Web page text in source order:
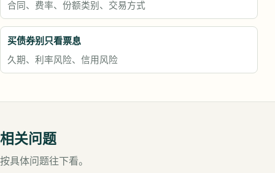
合同、费率、份额类别、交易方式
买债券别只看票息
久期、利率风险、信用风险
相关问题
按具体问题往下看。